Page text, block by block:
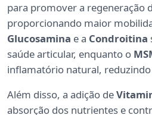
para promover a regeneração
proporcionando maior
Glucosamina e a Condroitina
saúde articular, enquanto o
inflamatório natural,
Além disso, a adição de
absorção dos nutrientes e